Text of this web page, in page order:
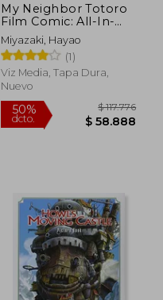
50%
dcto.
My Neighbor Totoro
Film Comic: All-In-
One Edition (en
Inglés)
Miyazaki, Hayao
(1)
Viz Media, Tapa Dura,
Nuevo